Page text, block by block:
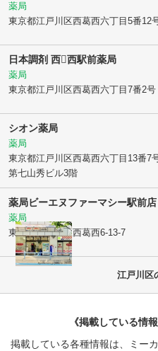
薬局
東京都江戸川区西葛西六丁目5番12
日本調剤 西西駅前薬局
薬局
東京都江戸川区西葛西六丁目7番2号
シオン薬局
薬局
東京都江戸川区西葛西六丁目13番7
第七山秀ビル3階
薬局ビーエヌファーマシー駅前店
薬局
東京都江戸川区西葛西6-13-7
江戸川区
《掲載している情
掲載している各種情報は、ミー